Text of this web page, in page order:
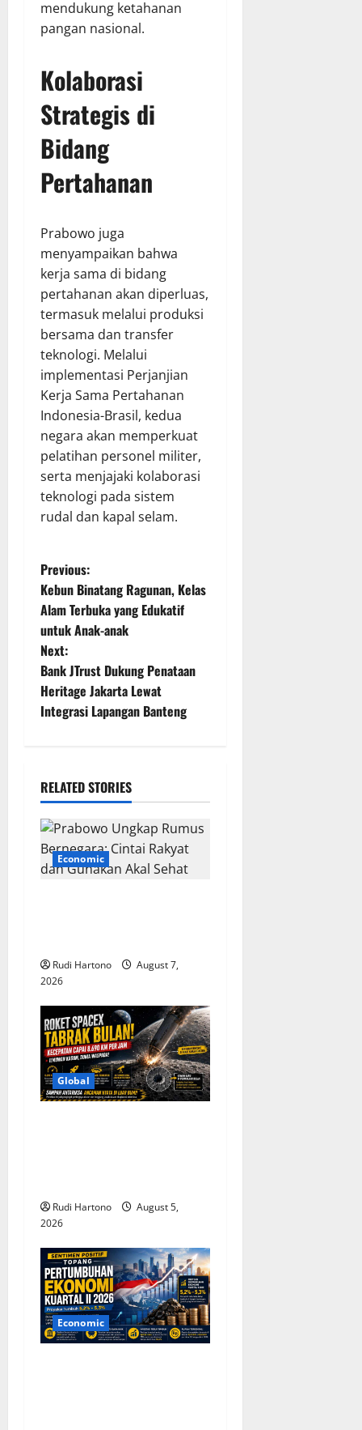
mendukung ketahanan
pangan nasional.
Kolaborasi
Strategis di
Bidang
Pertahanan
Prabowo juga
menyampaikan bahwa
kerja sama di bidang
pertahanan akan diperluas,
termasuk melalui produksi
bersama dan transfer
teknologi. Melalui
implementasi Perjanjian
Kerja Sama Pertahanan
Indonesia-Brasil, kedua
negara akan memperkuat
pelatihan personel militer,
serta menjajaki kolaborasi
teknologi pada sistem
rudal dan kapal selam.
P
o
s
t
n
v
i
g
a
i
o
n
Previous:
Kebun Binatang Ragunan, Kelas
Alam Terbuka yang Edukatif
untuk Anak-anak
Next:
Bank JTrust Dukung Penataan
Heritage Jakarta Lewat
Integrasi Lapangan Banteng
RELATED STORIES
Economic
Rudi Hartono
August 7,
2026
Global
Rudi Hartono
August 5,
2026
Economic